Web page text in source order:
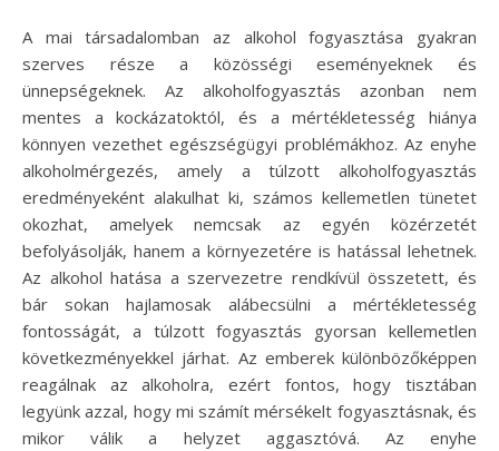
A mai társadalomban az alkohol fogyasztása gyakran
szerves része a közösségi eseményeknek és
ünnepségeknek. Az alkoholfogyasztás azonban nem
mentes a kockázatoktól, és a mértékletesség hiánya
könnyen vezethet egészségügyi problémákhoz. Az enyhe
alkoholmérgezés, amely a túlzott alkoholfogyasztás
eredményeként alakulhat ki, számos kellemetlen tünetet
okozhat, amelyek nemcsak az egyén közérzetét
befolyásolják, hanem a környezetére is hatással lehetnek.
Az alkohol hatása a szervezetre rendkívül összetett, és
bár sokan hajlamosak alábecsülni a mértékletesség
fontosságát, a túlzott fogyasztás gyorsan kellemetlen
következményekkel járhat. Az emberek különbözőképpen
reagálnak az alkoholra, ezért fontos, hogy tisztában
legyünk azzal, hogy mi számít mérsékelt fogyasztásnak, és
mikor válik a helyzet aggasztóvá. Az enyhe